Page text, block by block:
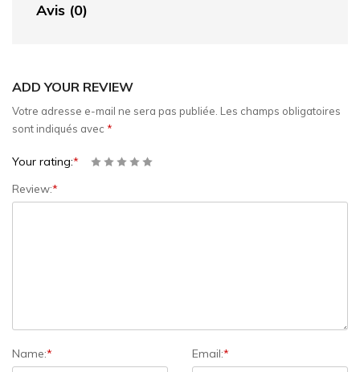
Avis (0)
ADD YOUR REVIEW
Votre adresse e-mail ne sera pas publiée. Les champs obligatoires
sont indiqués avec *
Your rating:*
Review:*
Name:* Email:*